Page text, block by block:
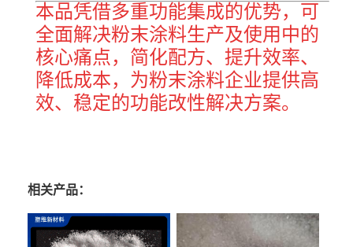
本品凭借多重功能集成的优势，可
全面解决粉末涂料生产及使用中的
核心痛点，简化配方、提升效率、
降低成本，为粉末涂料企业提供高
效、稳定的功能改性解决方案。
相关产品：